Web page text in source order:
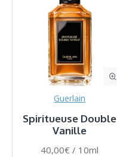
Guerlain
Spiritueuse Double
Vanille
40,00€ / 10ml